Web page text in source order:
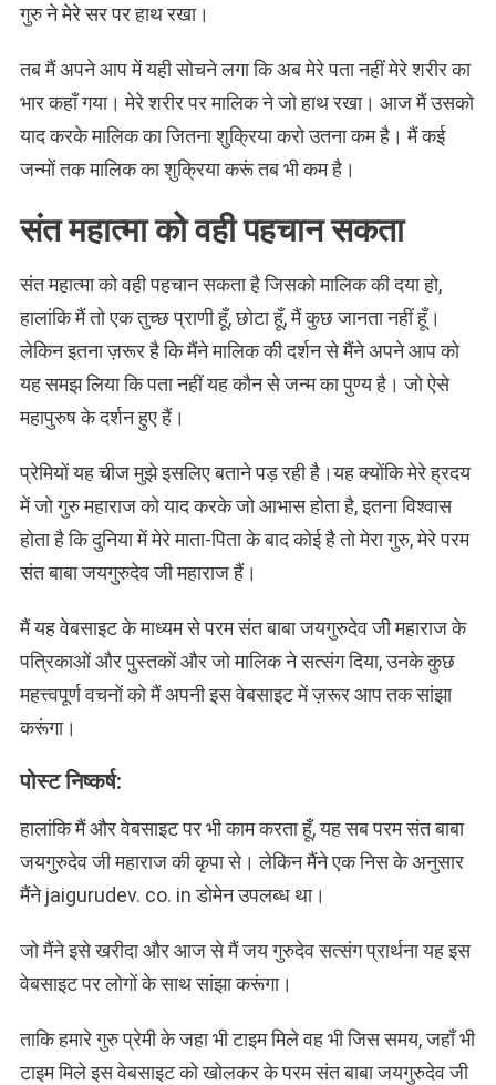
गुरु ने मेरे सर पर हाथ रखा।
तब मैं अपने आप में यही सोचने लगा कि अब मेरे पता नहीं मेरे शरीर का
भार कहाँ गया। मेरे शरीर पर मालिक ने जो हाथ रखा। आज मैं उसको
याद करके मालिक का जितना शुक्रिया करो उतना कम है। मैं कई
जन्मों तक मालिक का शुक्रिया करूं तब भी कम है।
संत महात्मा को वही पहचान सकता
संत महात्मा को वही पहचान सकता है जिसको मालिक की दया हो,
हालांकि मैं तो एक तुच्छ प्राणी हूँ, छोटा हूँ, मैं कुछ जानता नहीं हूँ।
लेकिन इतना ज़रूर है कि मैंने मालिक की दर्शन से मैंने अपने आप को
यह समझ लिया कि पता नहीं यह कौन से जन्म का पुण्य है। जो ऐसे
महापुरुष के दर्शन हुए हैं।
प्रेमियों यह चीज मुझे इसलिए बताने पड़ रही है।यह क्योंकि मेरे ह्रदय
में जो गुरु महाराज को याद करके जो आभास होता है, इतना विश्वास
होता है कि दुनिया में मेरे माता-पिता के बाद कोई है तो मेरा गुरु, मेरे परम
संत बाबा जयगुरुदेव जी महाराज हैं।
मैं यह वेबसाइट के माध्यम से परम संत बाबा जयगुरुदेव जी महाराज के
पत्रिकाओं और पुस्तकों और जो मालिक ने सत्संग दिया, उनके कुछ
महत्त्वपूर्ण वचनों को मैं अपनी इस वेबसाइट में ज़रूर आप तक सांझा
करूंगा।
पोस्ट निष्कर्ष:
हालांकि मैं और वेबसाइट पर भी काम करता हूँ, यह सब परम संत बाबा
जयगुरुदेव जी महाराज की कृपा से। लेकिन मैंने एक निस के अनुसार
मैंने jaigurudev. co. in डोमेन उपलब्ध था।
जो मैंने इसे खरीदा और आज से मैं जय गुरुदेव सत्संग प्रार्थना यह इस
वेबसाइट पर लोगों के साथ सांझा करूंगा।
ताकि हमारे गुरु प्रेमी के जहा भी टाइम मिले वह भी जिस समय, जहाँ भी
टाइम मिले इस वेबसाइट को खोलकर के परम संत बाबा जयगुरुदेव जी